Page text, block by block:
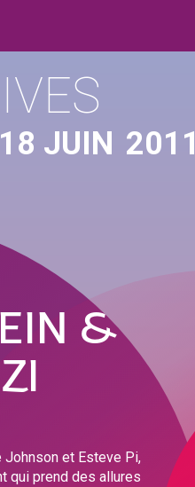
JUIN 2011
&
Johnson et Esteve Pi,
qui prend des allures